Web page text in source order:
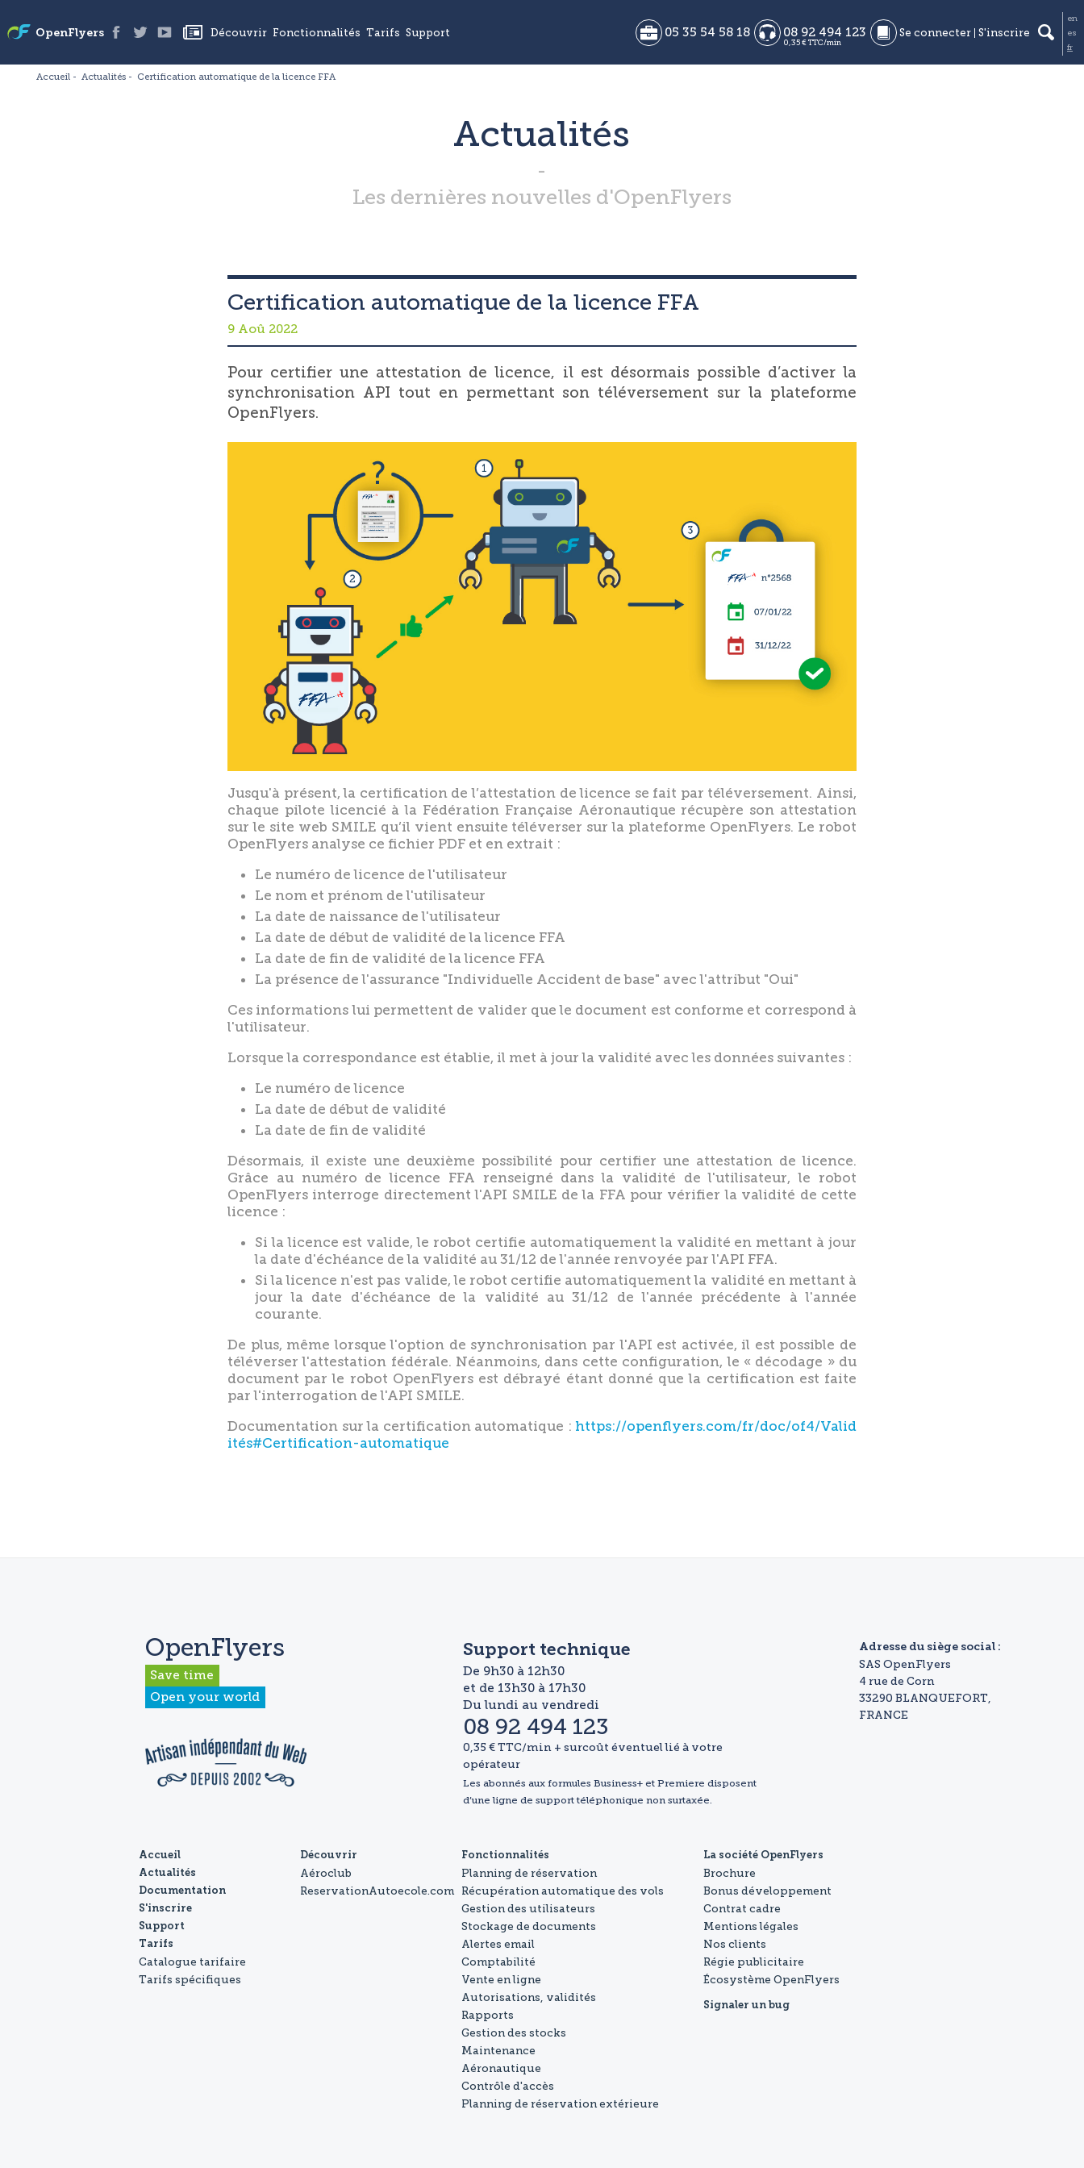
OpenFlyers Découvrir Fonctionnalités Tarifs Support 05 35 54 58 18 08 92 494 123
0,35 € TTC/min
Se connecter S'inscrire
en
es
fr
Accueil Actualités Certification automatique de la licence FFA
Actualités
Les dernières nouvelles d'OpenFlyers
Certification automatique de la licence FFA
9 Aoû 2022
Pour certifier une attestation de licence, il est désormais possible d’activer la
synchronisation API tout en permettant son téléversement sur la plateforme
OpenFlyers.
Jusqu'à présent, la certification de l’attestation de licence se fait par téléversement. Ainsi,
chaque pilote licencié à la Fédération Française Aéronautique récupère son attestation
sur le site web SMILE qu’il vient ensuite téléverser sur la plateforme OpenFlyers. Le robot
OpenFlyers analyse ce fichier PDF et en extrait :
Le numéro de licence de l'utilisateur
Le nom et prénom de l'utilisateur
La date de naissance de l'utilisateur
La date de début de validité de la licence FFA
La date de fin de validité de la licence FFA
La présence de l'assurance "Individuelle Accident de base" avec l'attribut "Oui"
Ces informations lui permettent de valider que le document est conforme et correspond à
l'utilisateur.
Lorsque la correspondance est établie, il met à jour la validité avec les données suivantes :
Le numéro de licence
La date de début de validité
La date de fin de validité
Désormais, il existe une deuxième possibilité pour certifier une attestation de licence.
Grâce au numéro de licence FFA renseigné dans la validité de l'utilisateur, le robot
OpenFlyers interroge directement l'API SMILE de la FFA pour vérifier la validité de cette
licence :
Si la licence est valide, le robot certifie automatiquement la validité en mettant à jour
la date d'échéance de la validité au 31/12 de l'année renvoyée par l'API FFA.
Si la licence n'est pas valide, le robot certifie automatiquement la validité en mettant à
jour la date d'échéance de la validité au 31/12 de l'année précédente à l'année
courante.
De plus, même lorsque l'option de synchronisation par l'API est activée, il est possible de
téléverser l'attestation fédérale. Néanmoins, dans cette configuration, le « décodage » du
document par le robot OpenFlyers est débrayé étant donné que la certification est faite
par l'interrogation de l'API SMILE.
Documentation sur la certification automatique : https://openflyers.com/fr/doc/of4/Valid
ités#Certification-automatique
OpenFlyers
Save time
Open your world
Support technique
De 9h30 à 12h30
et de 13h30 à 17h30
Du lundi au vendredi
08 92 494 123
0,35 € TTC/min + surcoût éventuel lié à votre
opérateur
Les abonnés aux formules Business+ et Premiere disposent
d’une ligne de support téléphonique non surtaxée.
Adresse du siège social :
SAS OpenFlyers
4 rue de Corn
33290 BLANQUEFORT,
FRANCE
Accueil
Actualités
Documentation
S'inscrire
Support
Tarifs
Catalogue tarifaire
Tarifs spécifiques
Découvrir
Aéroclub
ReservationAutoecole.com
Fonctionnalités
Planning de réservation
Récupération automatique des vols
Gestion des utilisateurs
Stockage de documents
Alertes email
Comptabilité
Vente en ligne
Autorisations, validités
Rapports
Gestion des stocks
Maintenance
Aéronautique
Contrôle d'accès
Planning de réservation extérieure
La société OpenFlyers
Brochure
Bonus développement
Contrat cadre
Mentions légales
Nos clients
Régie publicitaire
Écosystème OpenFlyers
Signaler un bug